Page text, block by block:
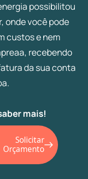
possibilitou
onde você pode
custos e nem
recebendo
da sua conta
mais!
Solicitar
Orçamento